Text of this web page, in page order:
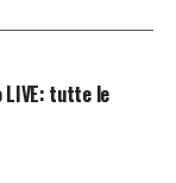
NEWS
LIVE: tutte le